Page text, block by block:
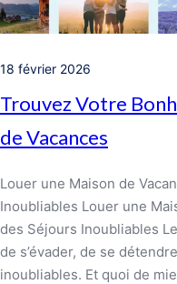
18 février 2026
Trouvez Votre
de Vacances
Louer une Maison de
Inoubliables Louer une
des Séjours Inoubliables
de s’évader, de se
inoubliables. Et quoi de